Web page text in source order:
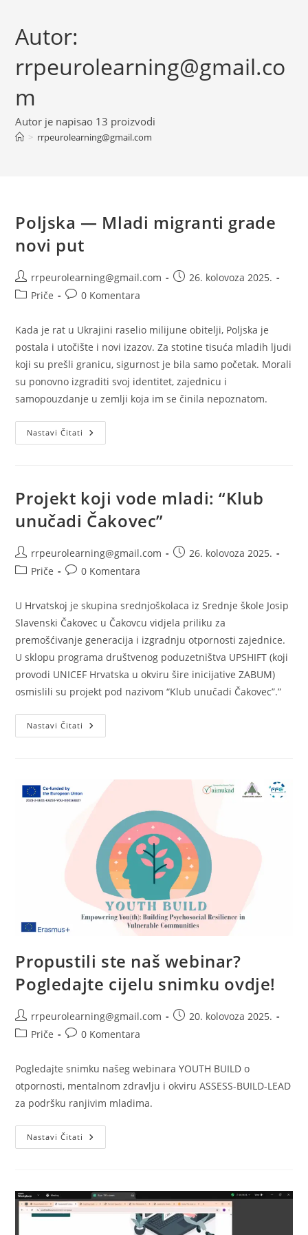
Autor:
rrpeurolearning@gmail.co
m
Autor je napisao 13 proizvodi
> rrpeurolearning@gmail.com
Poljska — Mladi migranti grade
novi put
Autor
objave:
rrpeurolearning@gmail.com
Objava26. kolovoza 2025.
Kategorija
Priče
Komentari
0 Komentara
Kada je rat u Ukrajini raselio milijune obitelji, Poljska je
postala i utočište i novi izazov. Za stotine tisuća mladih ljudi
koji su prešli granicu, sigurnost je bila samo početak. Morali
su ponovno izgraditi svoj identitet, zajednicu i
samopouzdanje u zemlji koja im se činila nepoznatom.
Nastavi Čitati Poljska
—
Put
Projekt koji vode mladi: “Klub
unučadi Čakovec”
Autor
objave:
rrpeurolearning@gmail.com
Objava26. kolovoza 2025.
Kategorija
Priče
Komentari
0 Komentara
U Hrvatskoj je skupina srednjoškolaca iz Srednje škole Josip
Slavenski Čakovec u Čakovcu vidjela priliku za
premošćivanje generacija i izgradnju otpornosti zajednice.
U sklopu programa društvenog poduzetništva UPSHIFT (koji
provodi UNICEF Hrvatska u okviru šire inicijative ZABUM)
osmislili su projekt pod nazivom “Klub unučadi Čakovec”.”
Nastavi Čitati Projekt
Koji
Čakovec”
Propustili ste naš webinar?
Pogledajte cijelu snimku ovdje!
Autor
objave:
rrpeurolearning@gmail.com
Objava20. kolovoza 2025.
Kategorija
Priče
Komentari
0 Komentara
Pogledajte snimku našeg webinara YOUTH BUILD o
otpornosti, mentalnom zdravlju i okviru ASSESS-BUILD-LEAD
za podršku ranjivim mladima.
Nastavi Čitati Propustili
Ste
Snimku
Ovdje!